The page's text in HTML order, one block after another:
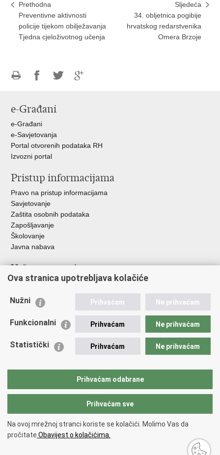
Prethodna
Preventivne aktivnosti
policije tijekom obilježavanja
Tjedna cjeloživotnog učenja
Sljedeća
34. obljetnica pogibije
hrvatskog redarstvenika
Omera Brzoje
FacebookuTwitteru
e-Građani
e-Građani
e-Savjetovanja
Portal otvorenih podataka RH
Izvozni portal
Pristup informacijama
Pravo na pristup informacijama
Savjetovanje
Zaštita osobnih podataka
Zapošljavanje
Školovanje
Javna nabava
Važne poveznice
Ministarstvo unutarnjih poslova
Udruge
Policijska akademija
Zaklada policijske solidarnosti
Vučetić"
Copyright © 2026 Policijska uprava zadarska.
pristupačnosti.
Ova stranica upotrebljava kolačiće
Nužni Prihvaćam Ne prihvaćam
Funkcionalni Prihvaćam Ne prihvaćam
Statistički Prihvaćam Ne prihvaćam
Prihvaćam odabrane
Prihvaćam sve
Na ovoj mrežnoj stranci koriste se kolačići. Molimo Vas da
pročitate Obavijest o kolačićima.